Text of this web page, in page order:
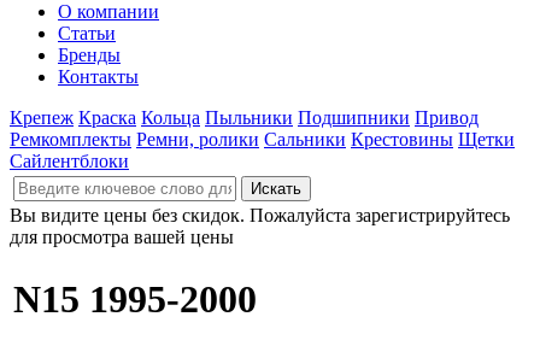
О компании
Статьи
Бренды
Контакты
Крепеж Краска Кольца Пыльники Подшипники Привод
Ремкомплекты Ремни, ролики Сальники Крестовины Щетки
Сайлентблоки
Вы видите цены без скидок. Пожалуйста зарегистрируйтесь
для просмотра вашей цены
N15 1995-2000